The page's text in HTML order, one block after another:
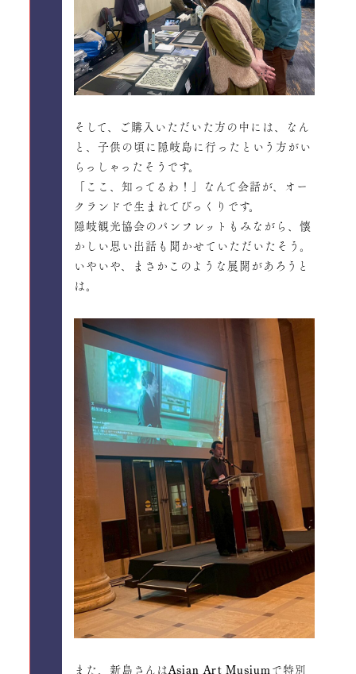
そして、ご購入いただいた方の中には、なん
と、子供の頃に隠岐島に行ったという方がい
らっしゃったそうです。
「ここ、知ってるわ！」なんて会話が、オー
クランドで生まれてびっくりです。
隠岐観光協会のパンフレットもみながら、懐
かしい思い出話も聞かせていただいたそう。
いやいや、まさかこのような展開があろうと
は。
また、新島さんはAsian Art Musiumで特別